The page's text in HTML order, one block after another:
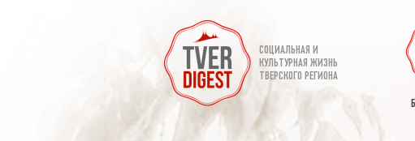
СОЦИАЛЬНАЯ И
КУЛЬТУРНАЯ ЖИЗНЬ
ТВЕРСКОГО РЕГИОНА